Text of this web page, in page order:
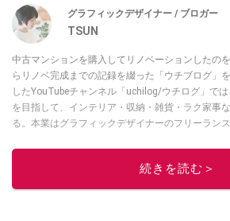
グラフィックデザイナー / ブロガー
TSUN
中古マンションを購入してリノベーションしたの
らリノベ完成までの記録を綴った「ウチブログ」
したYouTubeチャンネル「uchilog/ウチログ」で
を目指して、インテリア・収納・雑貨・ラク家事
る。本業はグラフィックデザイナーのフリーラン
ノベ人気事例1位
続きを読む＞